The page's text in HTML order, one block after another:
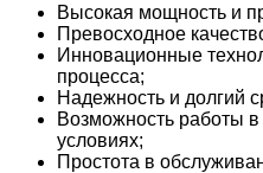
Высокая мощность и
Превосходное
Инновационные
процесса;
Надежность и долгий
Возможность работы
условиях;
Простота в